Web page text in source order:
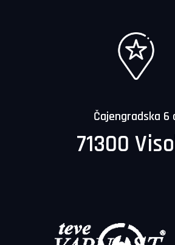
Čajengradska 6
71300